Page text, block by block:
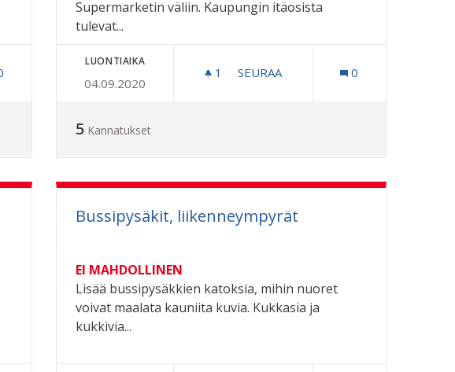
TYÖNTEKIJÖILLE ULKOILUVAATTEET
Supermarketin väliin. Kaupungin itäosista
tulevat...
LUONTIAIKA
04.09.2020
1 1 SEURAAJA
SEURAA 0
5 Kannatukset
Bussipysäkit, liikenneympyrät
EI MAHDOLLINEN
Lisää bussipysäkkien katoksia, mihin nuoret
voivat maalata kauniita kuvia. Kukkasia ja
kukkivia...